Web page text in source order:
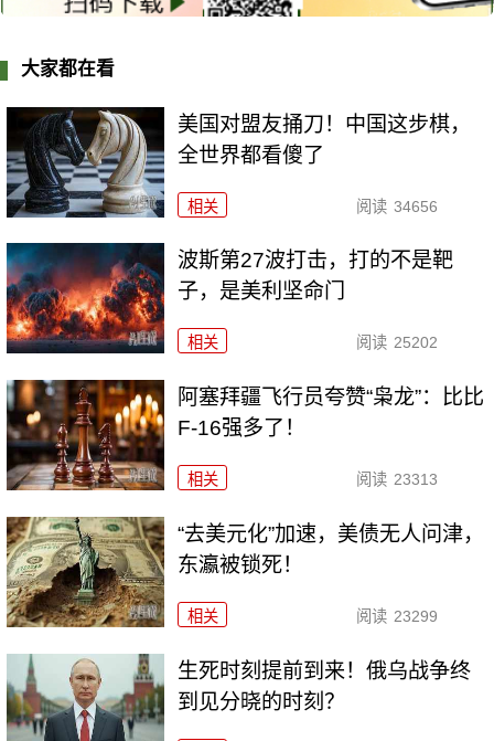
大家都在看
美国对盟友捅刀！中国这步棋，
全世界都看傻了
相关 阅读 34656
波斯第27波打击，打的不是靶
子，是美利坚命门
相关 阅读 25202
阿塞拜疆飞行员夸赞“枭龙”：比比
F-16强多了！
相关 阅读 23313
“去美元化”加速，美债无人问津，
东瀛被锁死！
相关 阅读 23299
生死时刻提前到来！俄乌战争终
到见分晓的时刻？